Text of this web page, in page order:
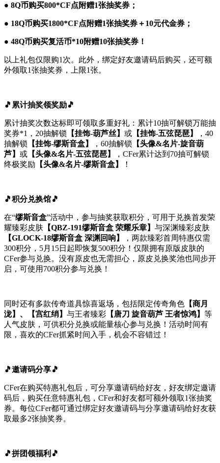
● 8Q币购买800*CF点附赠1张抽奖券；
● 18Q币购买1800*CF点附赠1张抽奖券＋10元代金券；
● 48Q币购买复活币*10附赠10张抽奖券！
以上礼包仅限购1次。此外，绑定好友邀请码后购买，还可额
外领取1张抽奖券，上限1张。
🎵累计抽奖领奖励🎵
累计抽奖次数达标即可领取多重好礼：累计10抽可解锁万能抽
奖券*1，20抽解锁 【挂饰-葫芦丝】 或 【挂饰-五弦琵琶】
，40
抽解锁 【挂饰-缪斯音盒】 ，60抽解锁 【头像&名片-旋音葫
芦】 或 【头像&名片-五弦琵琶】
，CFer累计达到70抽可解锁
终极奖励 【头像&名片-缪斯音盒】 ！
🎵积分兑换馆🎵
在“缪斯音盒”活动中，参与抽奖获取积分，可用于兑换首发荣
耀臻彩皮肤 【QBZ-191缪斯音盒 荣耀乐章】 与深渊臻彩皮肤
【GLOCK-18缪斯音盒 深渊回响】
，两款臻彩首周特惠仅需
300积分，5月15日起即恢复500积分！仅限拥有原版皮肤的
CFer参与兑换。没有原皮也无需担心，原皮兑换奖池也同步开
启，可使用700积分参与兑换！
同时还有多款传奇道具惊喜返场，包括限定传奇角色 【商月
泷】、【宫红绡】 与王者臻彩 【唐刀 旋音葫芦 王者惊鸿】 等
人气皮肤，可供积分兑换或能量核心参与兑换！活动时间有
限，喜欢的CFer抓紧时间入手，机会不容错过！
🎵邀请码分享🎵
CFer在购买特惠礼包后，可分享邀请码给好友，好友绑定邀请
码后，购买任意特惠礼包，CFer和好友都可额外领取1张抽奖
券。每位CFer都可通过绑定好友邀请码与分享邀请码给好友获
取最多2张抽奖券。
🎵拼团领福利🎵